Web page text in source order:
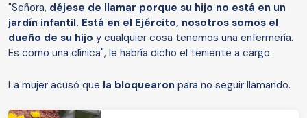
"Señora, déjese de llamar porque su hijo no está en un
jardín infantil. Está en el Ejército, nosotros somos el
dueño de su hijo y cualquier cosa tenemos una enfermería.
Es como una clínica", le habría dicho el teniente a cargo.
La mujer acusó que la bloquearon para no seguir llamando.